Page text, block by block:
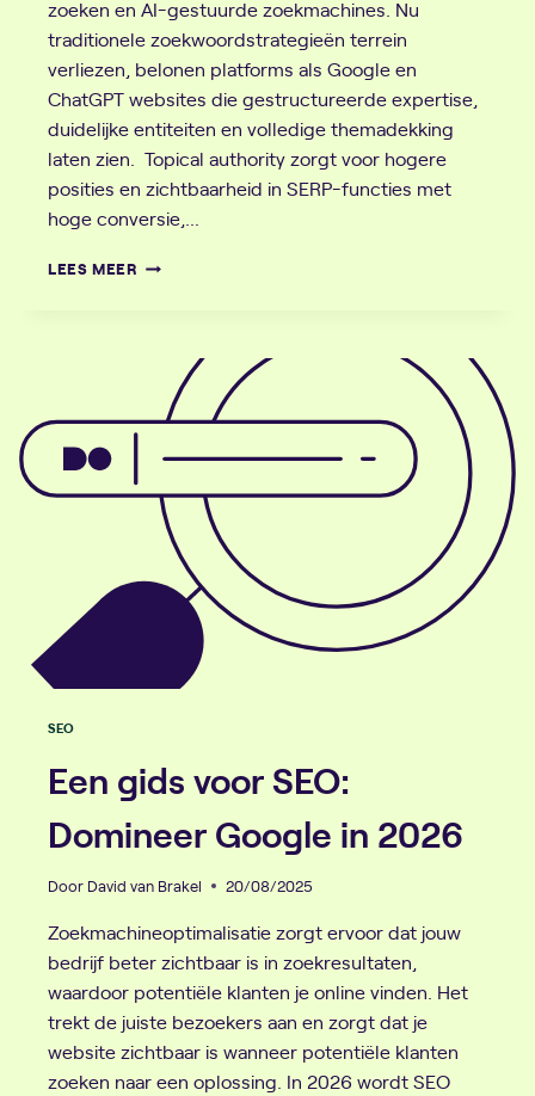
zoeken en AI-gestuurde zoekmachines. Nu
traditionele zoekwoordstrategieën terrein
verliezen, belonen platforms als Google en
ChatGPT websites die gestructureerde expertise,
duidelijke entiteiten en volledige themadekking
laten zien. Topical authority zorgt voor hogere
posities en zichtbaarheid in SERP-functies met
hoge conversie,…
LEES MEER TOPICAL
STRATEGIE
TOT
RESULTAAT
SEO
Een gids voor SEO:
Domineer Google in 2026
Door David van Brakel 20/08/2025
Zoekmachineoptimalisatie zorgt ervoor dat jouw
bedrijf beter zichtbaar is in zoekresultaten,
waardoor potentiële klanten je online vinden. Het
trekt de juiste bezoekers aan en zorgt dat je
website zichtbaar is wanneer potentiële klanten
zoeken naar een oplossing. In 2026 wordt SEO